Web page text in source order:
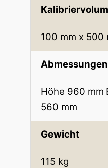
100 mm x 500
Abmessungen
Höhe 960 mm
560 mm
Gewicht
115 kg